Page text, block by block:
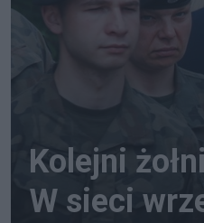
Kolejni
W sieci